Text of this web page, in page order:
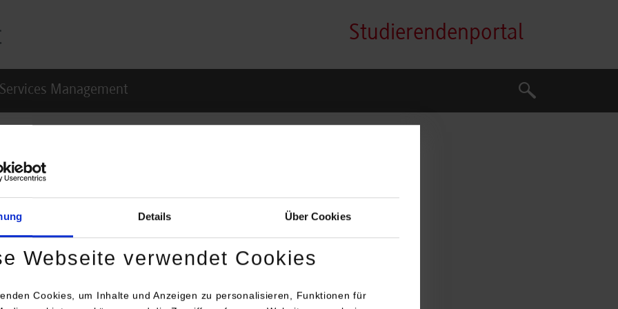
Details Über Cookies
Webseite verwendet Cookies
Cookies, um Inhalte und Anzeigen zu personalisieren, Funktionen für
Studierendenportal
Management
Suche
Suche
Dr. Friedrich Augenstein
Raum: 115